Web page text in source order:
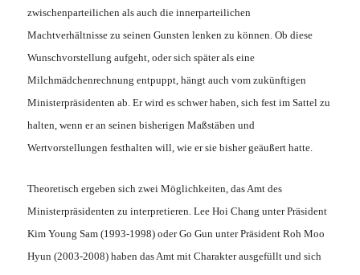
zwischenparteilichen als auch die innerparteilichen
Machtverhältnisse zu seinen Gunsten lenken zu können. Ob diese
Wunschvorstellung aufgeht, oder sich später als eine
Milchmädchenrechnung entpuppt, hängt auch vom zukünftigen
Ministerpräsidenten ab. Er wird es schwer haben, sich fest im Sattel zu
halten, wenn er an seinen bisherigen Maßstäben und
Wertvorstellungen festhalten will, wie er sie bisher geäußert hatte.
Theoretisch ergeben sich zwei Möglichkeiten, das Amt des
Ministerpräsidenten zu interpretieren. Lee Hoi Chang unter Präsident
Kim Young Sam (1993-1998) oder Go Gun unter Präsident Roh Moo
Hyun (2003-2008) haben das Amt mit Charakter ausgefüllt und sich